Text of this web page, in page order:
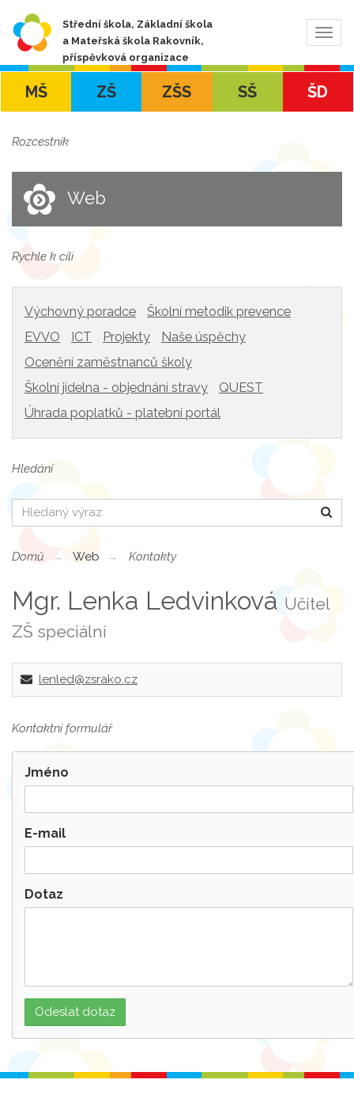
Střední škola, Základní škola
a Mateřská škola Rakovník,
příspěvková organizace
MŠ ZŠ ZŠS SŠ ŠD
Rozcestník
Web
Rychle k cíli
Výchovný poradce
Školní metodik prevence
EVVO
ICT Projekty
Naše úspěchy
Ocenění zaměstnanců školy
Školní jídelna - objednání stravy
QUEST
Úhrada poplatků - platební portál
Hledání
Hledat
Domů Web Kontakty
Mgr. Lenka Ledvinková Učitel
ZŠ speciální
lenled@zsrako.cz
Kontaktní formulář
Jméno
E-mail
Dotaz